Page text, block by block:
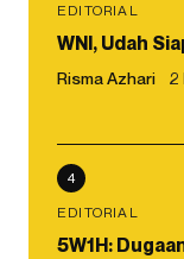
EDITORIAL
WNI, Udah
Risma Azhari 2
4
EDITORIAL
5W1H: